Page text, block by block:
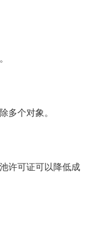
多个对象。
许可证可以降低成